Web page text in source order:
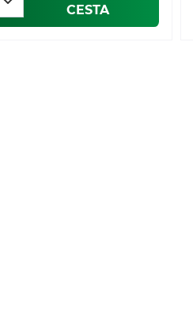
CESTA